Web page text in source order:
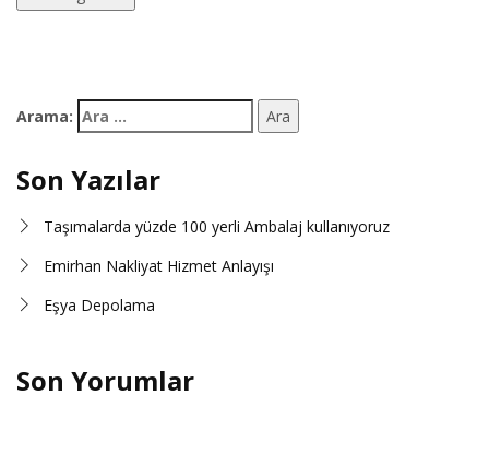
Arama:
Son Yazılar
Taşımalarda yüzde 100 yerli Ambalaj kullanıyoruz
Emirhan Nakliyat Hizmet Anlayışı
Eşya Depolama
Son Yorumlar